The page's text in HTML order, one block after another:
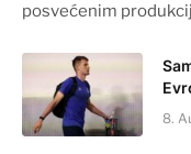
posvećenim
8.